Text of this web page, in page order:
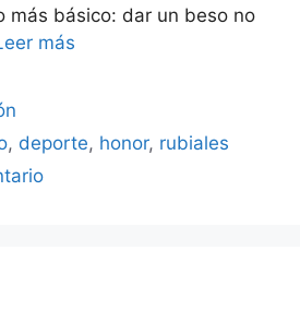
más básico: dar un beso no
más
, deporte, honor, rubiales